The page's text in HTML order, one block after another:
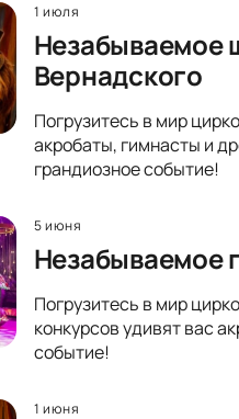
1 июля
Незабываемое
Вернадского
Погрузитесь в мир
акробаты, гимнасты и
грандиозное событие!
5 июня
Незабываемое
Погрузитесь в мир
конкурсов удивят вас
событие!
1 июня